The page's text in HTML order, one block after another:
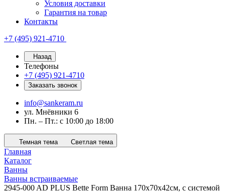
Условия доставки
Гарантия на товар
Контакты
+7 (495) 921-4710
Назад
Телефоны
+7 (495) 921-4710
Заказать звонок
info@sankeram.ru
ул. Мнёвники 6
Пн. – Пт.: с 10:00 до 18:00
Темная тема Светлая тема
Главная
Каталог
Ванны
Ванны встраиваемые
2945-000 AD PLUS Bette Form Ванна 170х70х42см, с системой